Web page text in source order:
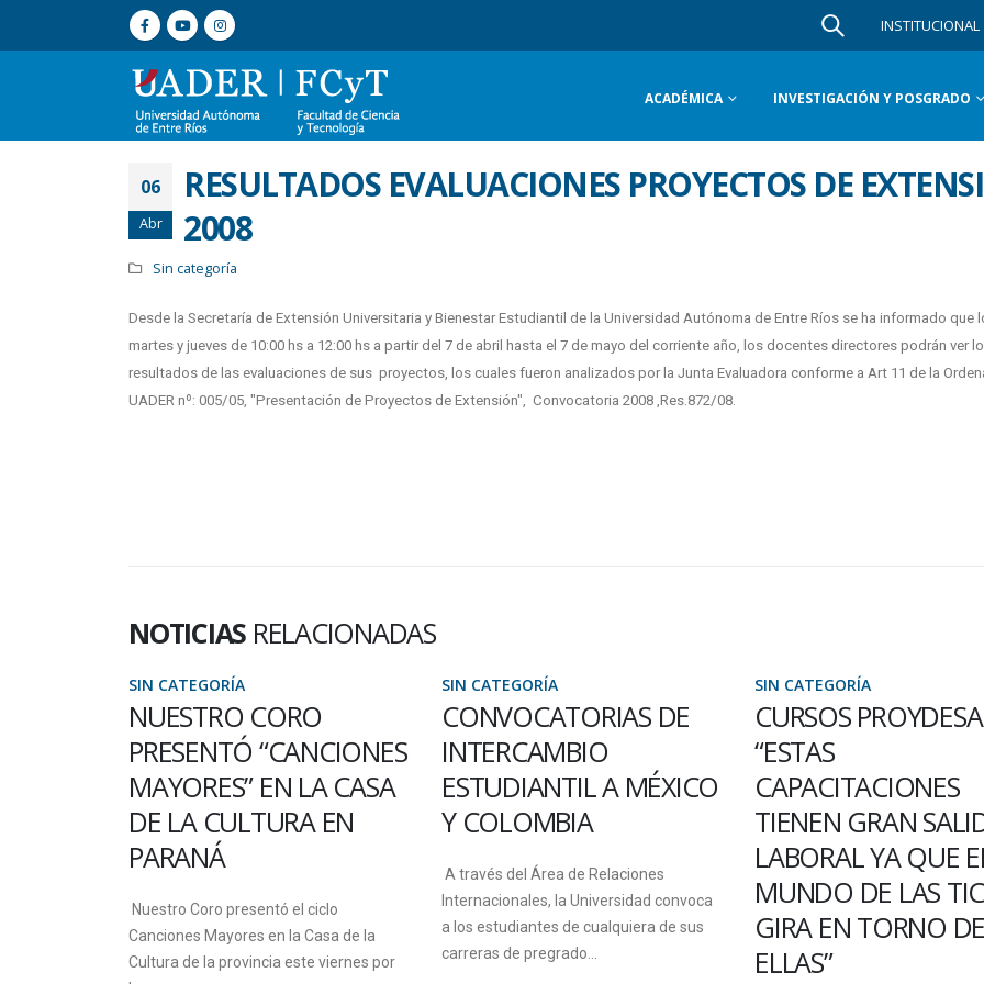
INSTITUCIONAL
ACADÉMICA INVESTIGACIÓN Y POSGRADO
06
Abr
RESULTADOS EVALUACIONES PROYECTOS DE
2008
Sin categoría
Desde la Secretaría de Extensión Universitaria y Bienestar Estudiantil de la Universidad Autónoma de Entre Ríos se ha informado que
martes y jueves de 10:00 hs a 12:00 hs a partir del 7 de abril hasta el 7 de mayo del corriente año, los docentes directores podrán ver
resultados de las evaluaciones de sus proyectos, los cuales fueron analizados por la Junta Evaluadora conforme a Art 11 de la
UADER nº: 005/05, "Presentación de Proyectos de Extensión", Convocatoria 2008 ,Res.872/08.
NOTICIAS RELACIONADAS
“CANCIONES
EN LA CASA
en la Casa de la
este viernes por
SIN CATEGORÍA
CONVOCATORIAS DE
INTERCAMBIO
ESTUDIANTIL A MÉXICO
Y COLOMBIA
Internacionales, la Universidad convoca
a los estudiantes de cualquiera de sus
carreras de pregrado...
SIN CATEGORÍA
CURSOS PROYDESA:
“ESTAS
CAPACITACIONES
TIENEN GRAN SALIDA
LABORAL YA QUE EL
MUNDO DE LAS TICS
GIRA EN TORNO DE
ELLAS”
SIN CATEGORÍA
“CIENCIA Y
EL HAMBRE”
El Estado Nacional, a
Ministerio de Ciencia,
Innovación, junto al
Desarrollo Social y el...